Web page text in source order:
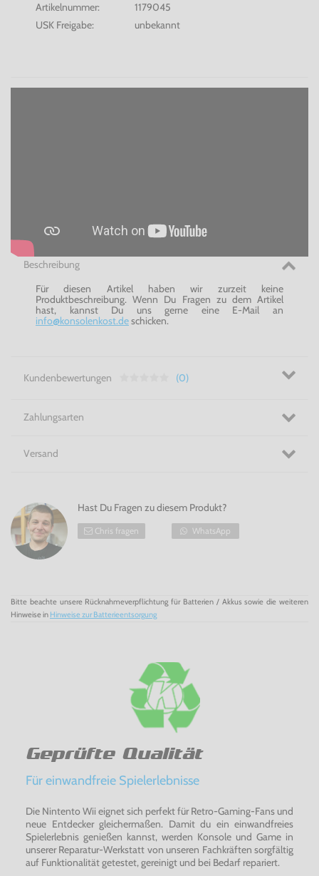
Artikelnummer:
1179045
USK Freigabe:
unbekannt
Beschreibung
Für diesen Artikel haben wir zurzeit keine
Produktbeschreibung. Wenn Du Fragen zu dem Artikel
hast, kannst Du uns gerne eine E-Mail an
info@konsolenkost.deschicken.
Kundenbewertungen (0)
Zahlungsarten
Versand
Hast Du Fragen zu diesem Produkt?
Chris fragen WhatsApp
Bitte beachte unsere Rücknahmeverpflichtung für Batterien / Akkus sowie die weiteren
Hinweise in Hinweise zur Batterieentsorgung
Geprüfte Qualität
Für einwandfreie Spielerlebnisse
Die Nintento Wii eignet sich perfekt für Retro-Gaming-Fans und
neue Entdecker gleichermaßen. Damit du ein einwandfreies
Spielerlebnis genießen kannst, werden Konsole und Game in
unserer Reparatur-Werkstatt von unseren Fachkräften sorgfältig
auf Funktionalität getestet, gereinigt und bei Bedarf repariert.